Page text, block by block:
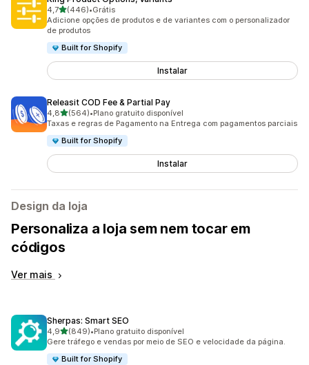
4,7de 5 estrelas
(446)
446 avaliações ao todo
•Grátis
Adicione opções de produtos e de variantes com o personalizador
de produtos
Built for Shopify
Instalar
Releasit COD Fee & Partial Pay
4,8de 5 estrelas
(564)
564 avaliações ao todo
•Plano gratuito disponível
Taxas e regras de Pagamento na Entrega com pagamentos parciais
Built for Shopify
Instalar
Design da loja
Personaliza a loja sem nem tocar em
códigos
Ver mais
Sherpas: Smart SEO
4,9de 5 estrelas
(849)
849 avaliações ao todo
•Plano gratuito disponível
Gere tráfego e vendas por meio de SEO e velocidade da página.
Built for Shopify